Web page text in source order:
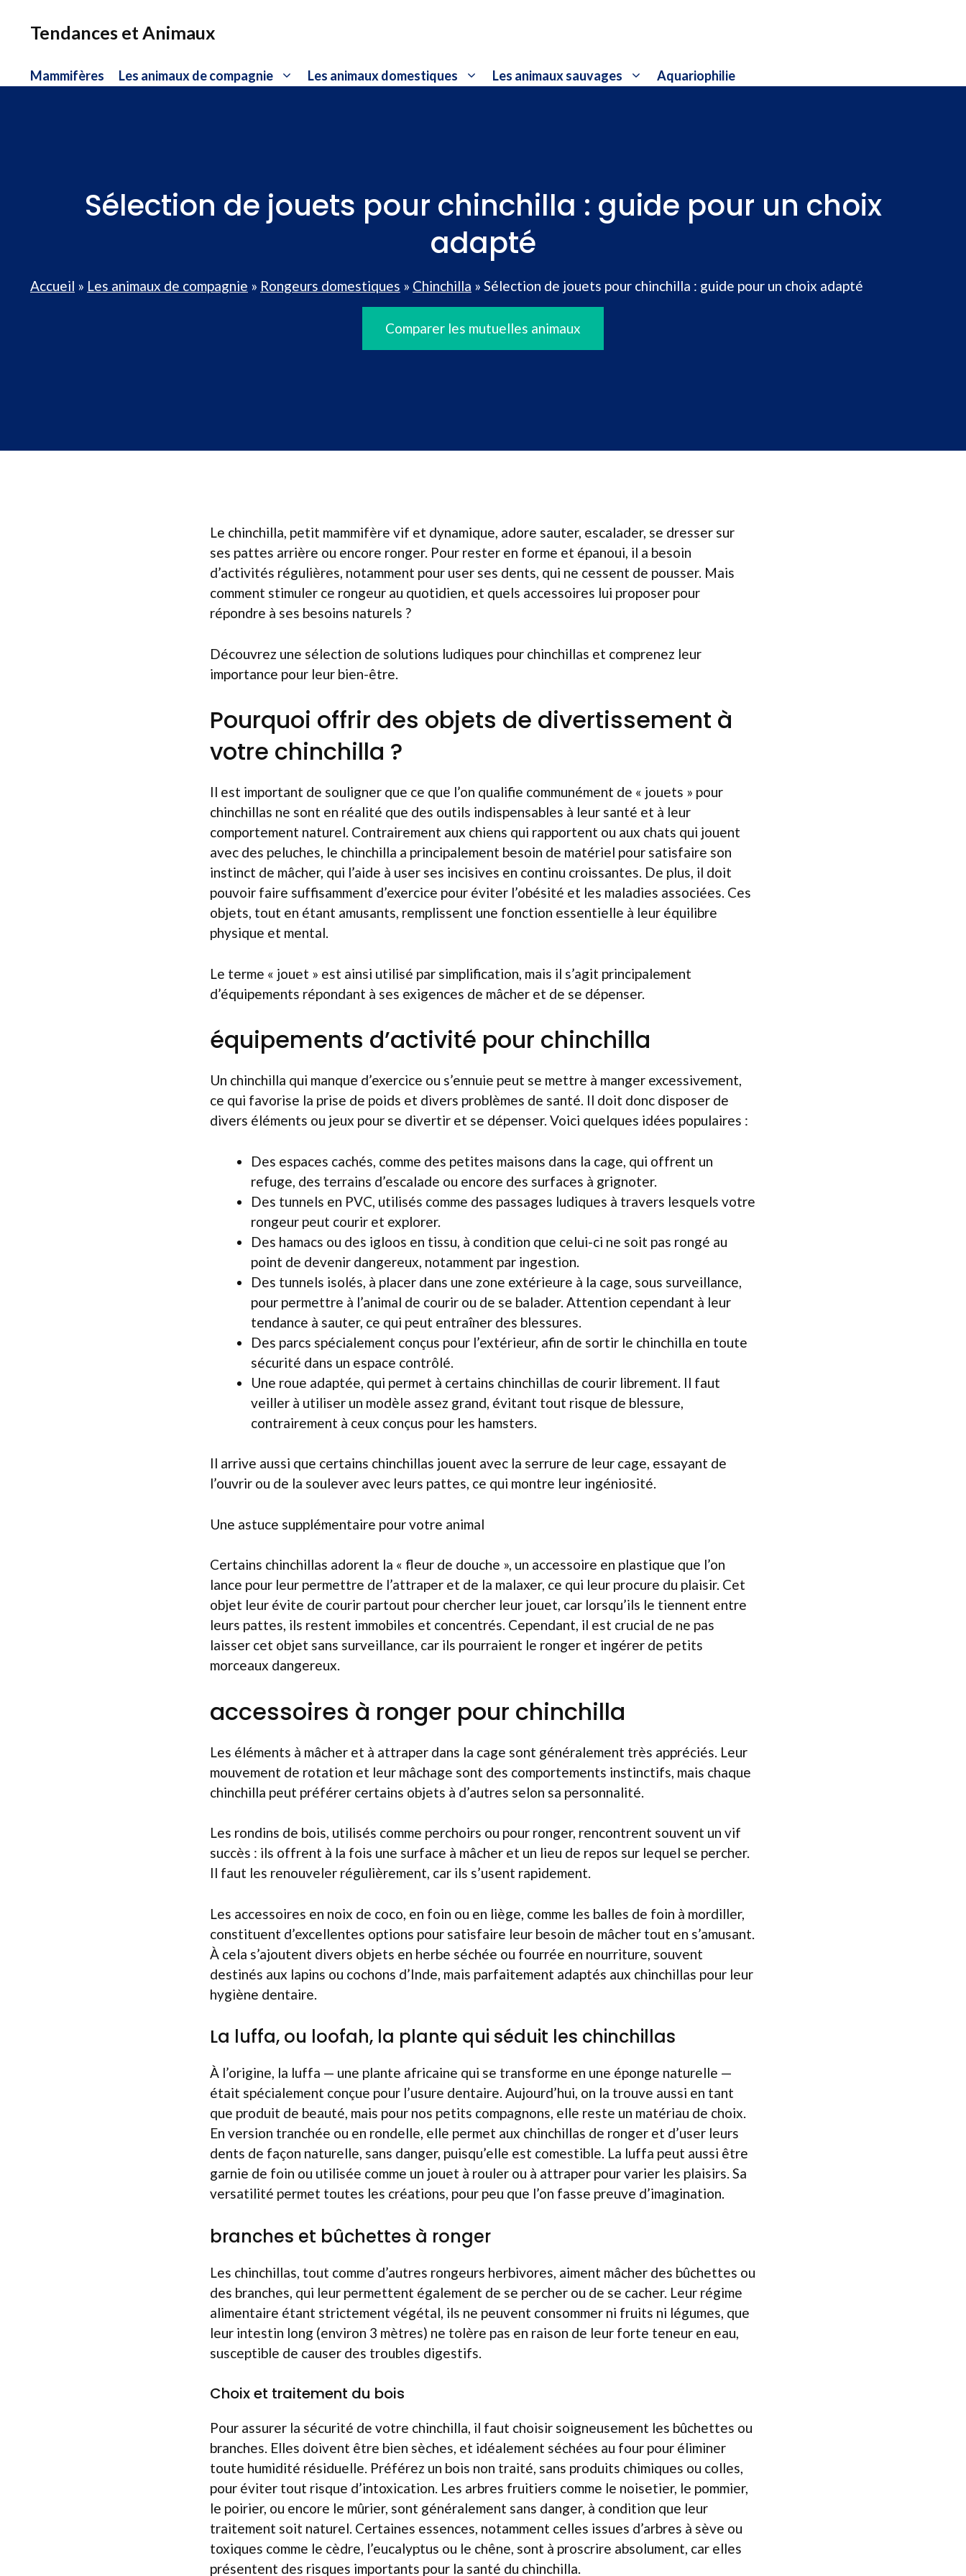
Tendances et Animaux
Mammifères Les animaux de compagnie Les animaux domestiques Les animaux sauvages Aquariophilie
Sélection de jouets pour chinchilla : guide pour un choix
adapté
Accueil » Les animaux de compagnie » Rongeurs domestiques » Chinchilla » Sélection de jouets pour chinchilla : guide pour un choix adapté
Comparer les mutuelles animaux
Le chinchilla, petit mammifère vif et dynamique, adore sauter, escalader, se dresser sur
ses pattes arrière ou encore ronger. Pour rester en forme et épanoui, il a besoin
d’activités régulières, notamment pour user ses dents, qui ne cessent de pousser. Mais
comment stimuler ce rongeur au quotidien, et quels accessoires lui proposer pour
répondre à ses besoins naturels ?
Découvrez une sélection de solutions ludiques pour chinchillas et comprenez leur
importance pour leur bien-être.
Pourquoi offrir des objets de divertissement à
votre chinchilla ?
Il est important de souligner que ce que l’on qualifie communément de « jouets » pour
chinchillas ne sont en réalité que des outils indispensables à leur santé et à leur
comportement naturel. Contrairement aux chiens qui rapportent ou aux chats qui jouent
avec des peluches, le chinchilla a principalement besoin de matériel pour satisfaire son
instinct de mâcher, qui l’aide à user ses incisives en continu croissantes. De plus, il doit
pouvoir faire suffisamment d’exercice pour éviter l’obésité et les maladies associées. Ces
objets, tout en étant amusants, remplissent une fonction essentielle à leur équilibre
physique et mental.
Le terme « jouet » est ainsi utilisé par simplification, mais il s’agit principalement
d’équipements répondant à ses exigences de mâcher et de se dépenser.
équipements d’activité pour chinchilla
Un chinchilla qui manque d’exercice ou s’ennuie peut se mettre à manger excessivement,
ce qui favorise la prise de poids et divers problèmes de santé. Il doit donc disposer de
divers éléments ou jeux pour se divertir et se dépenser. Voici quelques idées populaires :
Des espaces cachés, comme des petites maisons dans la cage, qui offrent un
refuge, des terrains d’escalade ou encore des surfaces à grignoter.
Des tunnels en PVC, utilisés comme des passages ludiques à travers lesquels votre
rongeur peut courir et explorer.
Des hamacs ou des igloos en tissu, à condition que celui-ci ne soit pas rongé au
point de devenir dangereux, notamment par ingestion.
Des tunnels isolés, à placer dans une zone extérieure à la cage, sous surveillance,
pour permettre à l’animal de courir ou de se balader. Attention cependant à leur
tendance à sauter, ce qui peut entraîner des blessures.
Des parcs spécialement conçus pour l’extérieur, afin de sortir le chinchilla en toute
sécurité dans un espace contrôlé.
Une roue adaptée, qui permet à certains chinchillas de courir librement. Il faut
veiller à utiliser un modèle assez grand, évitant tout risque de blessure,
contrairement à ceux conçus pour les hamsters.
Il arrive aussi que certains chinchillas jouent avec la serrure de leur cage, essayant de
l’ouvrir ou de la soulever avec leurs pattes, ce qui montre leur ingéniosité.
Une astuce supplémentaire pour votre animal
Certains chinchillas adorent la « fleur de douche », un accessoire en plastique que l’on
lance pour leur permettre de l’attraper et de la malaxer, ce qui leur procure du plaisir. Cet
objet leur évite de courir partout pour chercher leur jouet, car lorsqu’ils le tiennent entre
leurs pattes, ils restent immobiles et concentrés. Cependant, il est crucial de ne pas
laisser cet objet sans surveillance, car ils pourraient le ronger et ingérer de petits
morceaux dangereux.
accessoires à ronger pour chinchilla
Les éléments à mâcher et à attraper dans la cage sont généralement très appréciés. Leur
mouvement de rotation et leur mâchage sont des comportements instinctifs, mais chaque
chinchilla peut préférer certains objets à d’autres selon sa personnalité.
Les rondins de bois, utilisés comme perchoirs ou pour ronger, rencontrent souvent un vif
succès : ils offrent à la fois une surface à mâcher et un lieu de repos sur lequel se percher.
Il faut les renouveler régulièrement, car ils s’usent rapidement.
Les accessoires en noix de coco, en foin ou en liège, comme les balles de foin à mordiller,
constituent d’excellentes options pour satisfaire leur besoin de mâcher tout en s’amusant.
À cela s’ajoutent divers objets en herbe séchée ou fourrée en nourriture, souvent
destinés aux lapins ou cochons d’Inde, mais parfaitement adaptés aux chinchillas pour leur
hygiène dentaire.
La luffa, ou loofah, la plante qui séduit les chinchillas
À l’origine, la luffa — une plante africaine qui se transforme en une éponge naturelle —
était spécialement conçue pour l’usure dentaire. Aujourd’hui, on la trouve aussi en tant
que produit de beauté, mais pour nos petits compagnons, elle reste un matériau de choix.
En version tranchée ou en rondelle, elle permet aux chinchillas de ronger et d’user leurs
dents de façon naturelle, sans danger, puisqu’elle est comestible. La luffa peut aussi être
garnie de foin ou utilisée comme un jouet à rouler ou à attraper pour varier les plaisirs. Sa
versatilité permet toutes les créations, pour peu que l’on fasse preuve d’imagination.
branches et bûchettes à ronger
Les chinchillas, tout comme d’autres rongeurs herbivores, aiment mâcher des bûchettes ou
des branches, qui leur permettent également de se percher ou de se cacher. Leur régime
alimentaire étant strictement végétal, ils ne peuvent consommer ni fruits ni légumes, que
leur intestin long (environ 3 mètres) ne tolère pas en raison de leur forte teneur en eau,
susceptible de causer des troubles digestifs.
Choix et traitement du bois
Pour assurer la sécurité de votre chinchilla, il faut choisir soigneusement les bûchettes ou
branches. Elles doivent être bien sèches, et idéalement séchées au four pour éliminer
toute humidité résiduelle. Préférez un bois non traité, sans produits chimiques ou colles,
pour éviter tout risque d’intoxication. Les arbres fruitiers comme le noisetier, le pommier,
le poirier, ou encore le mûrier, sont généralement sans danger, à condition que leur
traitement soit naturel. Certaines essences, notamment celles issues d’arbres à sève ou
toxiques comme le cèdre, l’eucalyptus ou le chêne, sont à proscrire absolument, car elles
présentent des risques importants pour la santé du chinchilla.